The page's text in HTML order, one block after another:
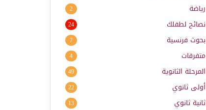
رياضة 2
نصائح لطفلك 24
بحوث فرنسية 7
متفرقات 4
المرحلة الثانوية 49
أولى ثانوي 22
ثانية ثانوي 13